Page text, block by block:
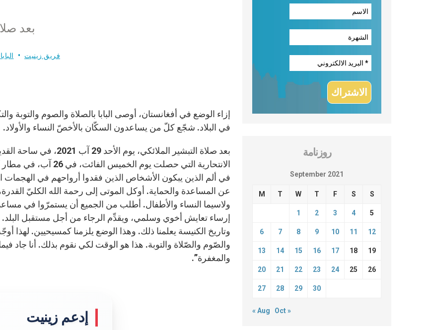
بعد صلاة
فريق زينيت
إزاء الوضع في أفغانستان، أوصى البابا بالصلاة والصوم
في البلاد. شجّع كلّ من يساعدون السكّان بالأخصّ النساء والأولاد.
بعد صلاة التبشير
الانتحارية التي حصلت
في ألم الذين يبكون الأشخاص الذين فقدوا أرواحهم في الهجمات
عن المساعدة والحماية. أوكل الموتى إلى رحمة الله الكليّ
ولاسيما النساء والأطفال. أطلب من الجميع أن يستمرّوا في
إرساء تعايش أخوي وسلمي، ويقدِّم الرجاء من أجل مستقبل البلد.
وتاريخ الكنيسة يعلمنا ذلك. وهذا الوضع يلزمنا كمسيحيين. لهذا
والصّوم والصّلاة والتوبة. هذا هو الوقت لكي نقوم بذلك. أنا جاد
والمغفرة”.
إدعم زينيت
روزنامة
September 2021
M T W T F S S
1 2 3 4 5
6 7 8 9 10 11 12
13 14 15 16 17 18 19
20 21 22 23 24 25 26
27 28 29 30
« Aug Oct »